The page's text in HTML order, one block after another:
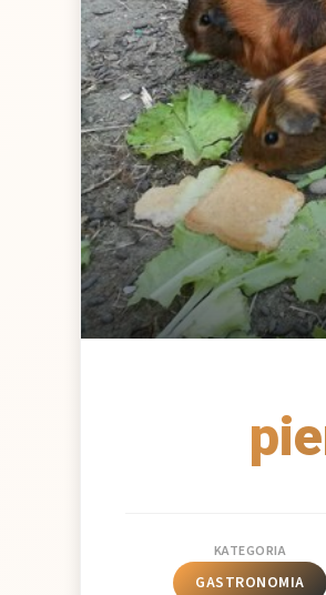
KATEGORIA
GASTRONOMIA